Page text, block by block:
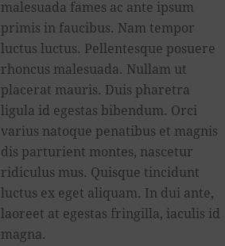
malesuada fames ac ante ipsum
primis in faucibus. Nam tempor
luctus luctus. Pellentesque posuere
rhoncus malesuada. Nullam ut
placerat mauris. Duis pharetra
ligula id egestas bibendum. Orci
varius natoque penatibus et magnis
dis parturient montes, nascetur
ridiculus mus. Quisque tincidunt
luctus ex eget aliquam. In dui ante,
laoreet at egestas fringilla, iaculis id
magna.